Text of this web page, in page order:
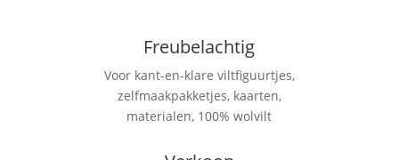
Freubelachtig
Voor kant-en-klare viltfiguurtjes,
zelfmaakpakketjes, kaarten,
materialen, 100% wolvilt